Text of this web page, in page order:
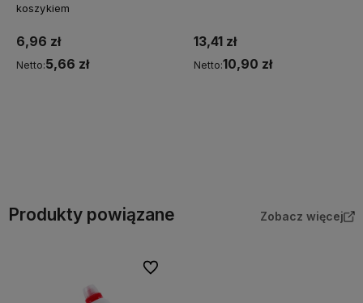
koszykiem
6,96 zł
Netto:5,66 zł
13,41 zł
Netto:10,90 zł
Produkty powiązane Zobacz więcej
Do ulubionych